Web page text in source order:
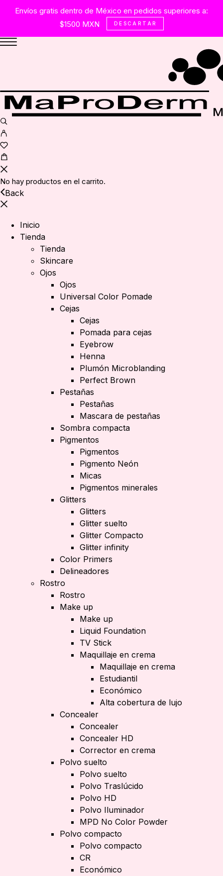
Envíos gratis dentro de México en pedidos superiores a:
$1500 MXN
DESCARTAR
No hay productos en el carrito.
Back
Inicio
Tienda
Tienda
Skincare
Ojos
Ojos
Universal Color Pomade
Cejas
Cejas
Pomada para cejas
Eyebrow
Henna
Plumón Microblanding
Perfect Brown
Pestañas
Pestañas
Mascara de pestañas
Sombra compacta
Pigmentos
Pigmentos
Pigmento Neón
Micas
Pigmentos minerales
Glitters
Glitters
Glitter suelto
Glitter Compacto
Glitter infinity
Color Primers
Delineadores
Rostro
Rostro
Make up
Make up
Liquid Foundation
TV Stick
Maquillaje en crema
Maquillaje en crema
Estudiantil
Económico
Alta cobertura de lujo
Concealer
Concealer
Concealer HD
Corrector en crema
Polvo suelto
Polvo suelto
Polvo Traslúcido
Polvo HD
Polvo Iluminador
MPD No Color Powder
Polvo compacto
Polvo compacto
CR
Económico